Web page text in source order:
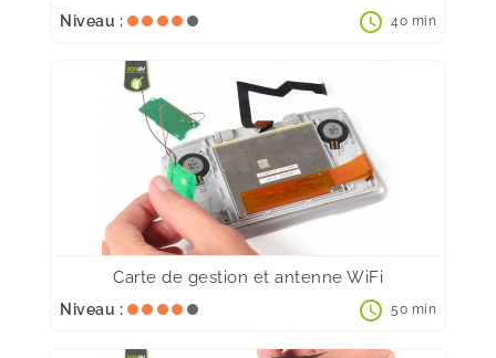
Niveau : schedule 40 min
Carte de gestion et antenne WiFi
Niveau : schedule 50 min